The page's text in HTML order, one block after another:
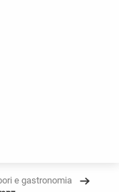
e gastronomia